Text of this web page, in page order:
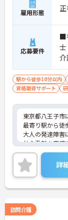
雇用形態
応募要件
■
駅から徒歩10分以内
資格取得サポート
東京都八王子市
最寄り駅から徒
大人の発達障害
社会貢献を実感
ご興味ある方に
詳細をお話しい
い！
詳
訪問介護